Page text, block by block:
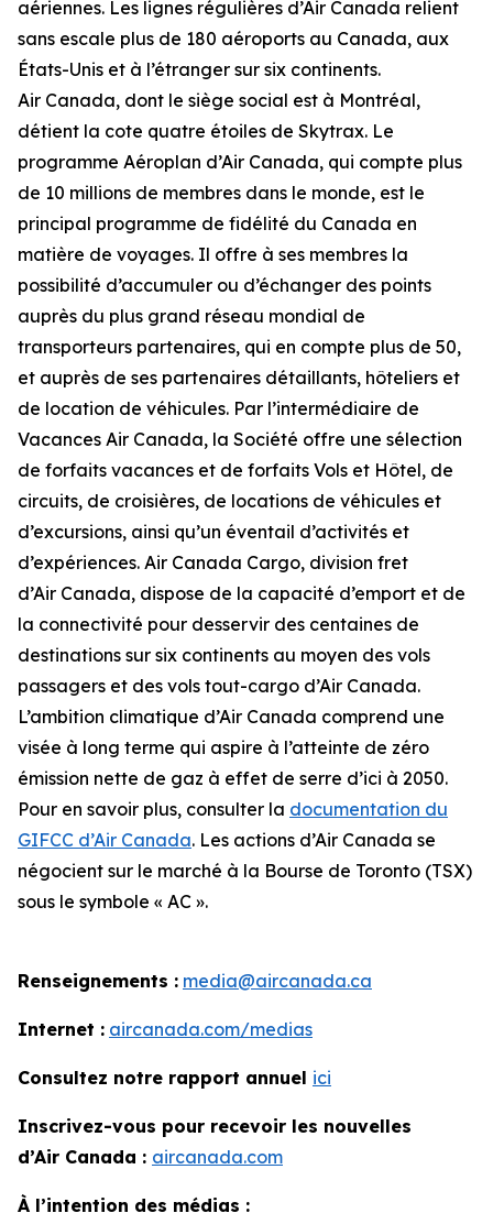
aériennes. Les lignes régulières d’Air Canada relient
sans escale plus de 180 aéroports au Canada, aux
États-Unis et à l’étranger sur six continents.
Air Canada, dont le siège social est à Montréal,
détient la cote quatre étoiles de Skytrax. Le
programme Aéroplan d’Air Canada, qui compte plus
de 10 millions de membres dans le monde, est le
principal programme de fidélité du Canada en
matière de voyages. Il offre à ses membres la
possibilité d’accumuler ou d’échanger des points
auprès du plus grand réseau mondial de
transporteurs partenaires, qui en compte plus de 50,
et auprès de ses partenaires détaillants, hôteliers et
de location de véhicules. Par l’intermédiaire de
Vacances Air Canada, la Société offre une sélection
de forfaits vacances et de forfaits Vols et Hôtel, de
circuits, de croisières, de locations de véhicules et
d’excursions, ainsi qu’un éventail d’activités et
d’expériences. Air Canada Cargo, division fret
d’Air Canada, dispose de la capacité d’emport et de
la connectivité pour desservir des centaines de
destinations sur six continents au moyen des vols
passagers et des vols tout-cargo d’Air Canada.
L’ambition climatique d’Air Canada comprend une
visée à long terme qui aspire à l’atteinte de zéro
émission nette de gaz à effet de serre d’ici à 2050.
Pour en savoir plus, consulter la documentation du
GIFCC d’Air Canada. Les actions d’Air Canada se
négocient sur le marché à la Bourse de Toronto (TSX)
sous le symbole « AC ».
Renseignements : media@aircanada.ca
Internet : aircanada.com/medias
Consultez notre rapport annuel ici
Inscrivez-vous pour recevoir les nouvelles
d’Air Canada : aircanada.com
À l’intention des médias :